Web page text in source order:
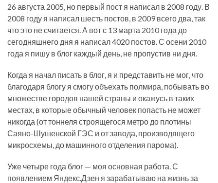
26 августа 2005, но первый пост я написал в 2008 году. В
2008 году я написал шесть постов, в 2009 всего два, так
что это не считается. А вот с 13 марта 2010 года до
сегодняшнего дня я написал 4020 постов. С осени 2010
года я пишу в блог каждый день, не пропустив ни дня.
Когда я начал писать в блог, я и представить не мог, что
благодаря блогу я смогу объехать полмира, побывать во
множестве городов нашей страны и окажусь в таких
местах, в которые обычный человек попасть не может
никогда (от тоннеля строящегося метро до плотины
Саяно-Шушенской ГЭС и от завода, производящего
микросхемы, до машинного отделения парома).
Уже четыре года блог — моя основная работа. С
появлением Яндекс.Дзен я зарабатываю на жизнь за